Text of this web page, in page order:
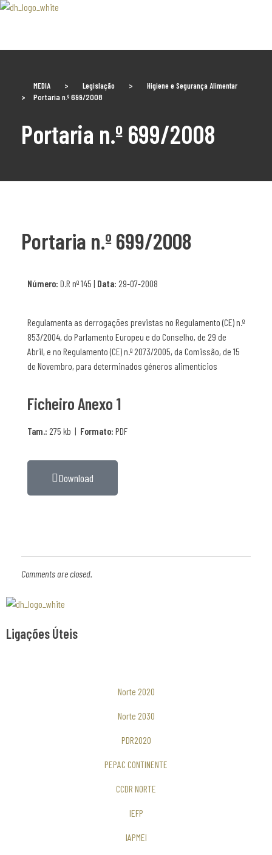
MEDIA > Legislação >
Higiene e Segurança Alimentar
>
Portaria n.º 699/2008
Portaria n.º 699/2008
Portaria n.º 699/2008
Número: D.R nº 145 | Data: 29-07-2008
Regulamenta as derrogações previstas no Regulamento (CE) n.º
853/2004, do Parlamento Europeu e do Conselho, de 29 de
Abril, e no Regulamento (CE) n.º 2073/2005, da Comissão, de 15
de Novembro, para determinados géneros alimentícios
Ficheiro Anexo 1
Tam.: 275 kb | Formato: PDF
Download
Comments are closed.
Ligações Úteis
Norte 2020
Norte 2030
PDR2020
PEPAC CONTINENTE
CCDR NORTE
IEFP
IAPMEI